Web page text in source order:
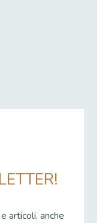
articoli, anche